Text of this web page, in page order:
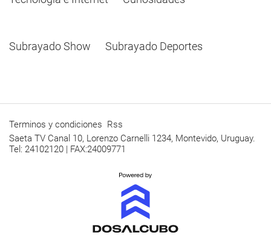
Subrayado Show Subrayado Deportes
Terminos y condiciones Rss
Saeta TV Canal 10, Lorenzo Carnelli 1234, Montevido, Uruguay.
Tel: 24102120 | FAX:24009771